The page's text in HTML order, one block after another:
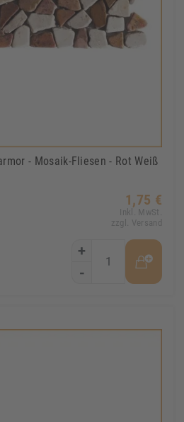
- Mosaik-Fliesen - Rot Weiß
1,75 €
Inkl. MwSt.
zzgl. Versand
+
-